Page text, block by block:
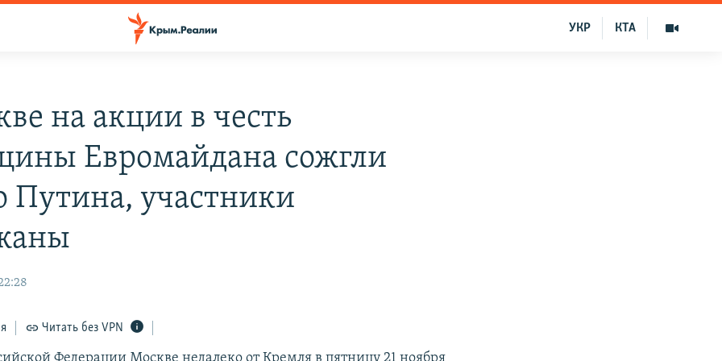
КТА
УКР
на акции в честь
Евромайдана сожгли
Путина, участники
Читать без VPN